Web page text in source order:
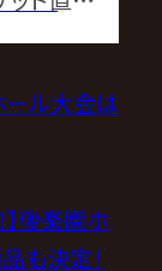
ール大会は
】後楽園ホ
も決定！